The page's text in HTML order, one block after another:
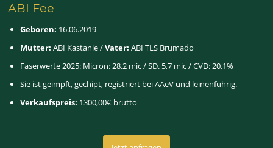
ABI Fee
Geboren: 16.06.2019
Mutter: ABI Kastanie /Vater: ABI TLS Brumado
Faserwerte 2025: Micron: 28,2 mic / SD. 5,7 mic / CVD: 20,1%
Sie ist geimpft, gechipt, registriert bei AAeV und leinenführig.
Verkaufspreis: 1300,00€ brutto